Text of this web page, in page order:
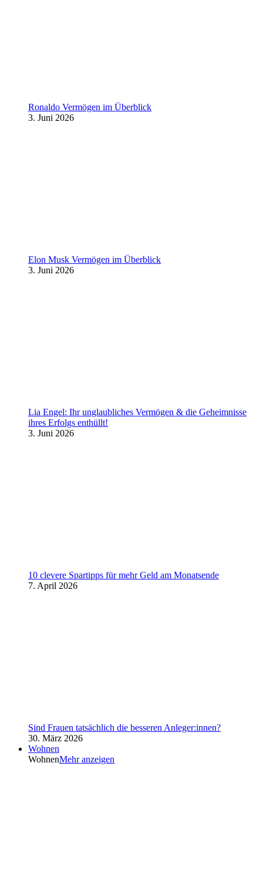
Ronaldo Vermögen im Überblick
3. Juni 2026
Elon Musk Vermögen im Überblick
3. Juni 2026
Lia Engel: Ihr unglaubliches Vermögen & die Geheimnisse
ihres Erfolgs enthüllt!
3. Juni 2026
10 clevere Spartipps für mehr Geld am Monatsende
7. April 2026
Sind Frauen tatsächlich die besseren Anleger:innen?
30. März 2026
Wohnen
WohnenMehr anzeigen